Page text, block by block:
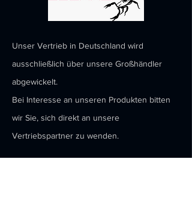
Unser Vertrieb in Deutschland wird
ausschließlich über unsere Großhändler
abgewickelt.
Bei Interesse an unseren Produkten bitten
wir Sie, sich direkt an unsere
Vertriebspartner zu wenden.